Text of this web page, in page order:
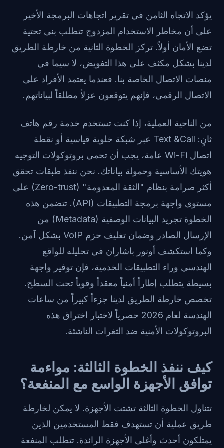
يؤكد الاتجاه الثامن في تقرير اتجاهات البرمجة الأخير
على أن مخاطر الاستخدام المزدوج تتطلب بنى تحتية
تضع الأمان أولاً. تركز الخطوة الثانية من خارطة الطريق
لدينا بشكل مكثف على هذا التفويض، لا سيما في
منصات الاتصال الخاصة بنا. فعندما يعتمد الأفراد على
الاتصال الرقمي، فإنهم يتوقعون عزلاً مطلقاً لبياناتهم.
من الناحية العملية، إذا كنت تستخدم خدمة رقم هاتف
ثانٍ: Text &Call
عبر شبكة خلوية قياسية أو نقطة
اتصال Wi-Fi عامة، يجب أن تحمي بروتوكولات التوجيه
هويتك الأساسية وحمولة بياناتك. نحن ننفذ طبقات تحقق
أكثر صرامة بنظام "الثقة المعدومة" (Zero-trust) على
مستوى واجهة برمجة التطبيقات (API). تتضمن هذه
الخطوة تجريد البيانات الوصفية (Metadata) من
الإرسال الصادر وضمان تغليف حزم VoIP بشكل آمن.
وكما استكشف أونور باشاران في تحليله للواقع
الهندسي وراء التطبيقات الخدمية، فإن توفير واجهة
بسيطة يتطلب إطاراً أمنياً معقداً وقوياً تحت السطح.
تخصص خارطة الطريق لدينا جزءاً كبيراً من ساعات
الهندسة لعام 2026 حصرياً لاختبار اختراق هذه
البروتوكولات الأمنية ضد الثغرات الناشئة.
كيف ننفذ الخطوة الثالثة: مواءمة
توافق الأجهزة الواسع مع المنفعة؟
تتناول الخطوة الثالثة تشتت الأجهزة. لا يمكن لخارطة
طريق عملية أن تستهدف فقط المستخدمين الذين
يمتلكون أحدث وأغلى الأجهزة الرائدة. تتطلب المنفعة